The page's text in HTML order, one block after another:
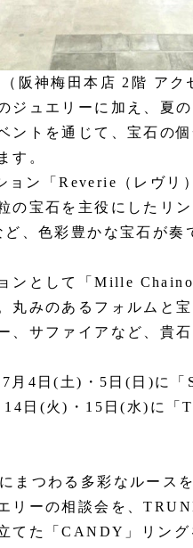
阪神梅田本店 2階 アク
ジュエリーに加え、夏
ントを通じて、宝石の
す。
ョン「Reverie（レヴリ
の宝石を主役にしたリ
、色彩豊かな宝石が奏
ンとして「Mille
丸みのあるフォルムと
、サファイアなど、貴
月4日(土)・5日(日)に「
日(火)・15日(水)に「
まつわる多彩なルース
リーの相談会を、
てた「CANDY」リング